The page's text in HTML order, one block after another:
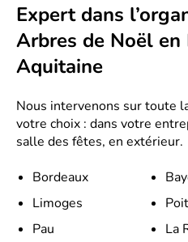
Expert dans
Arbres de Noël
Aquitaine
Nous intervenons sur toute
votre choix : dans votre
salle des fêtes, en extérieur.
Bordeaux
Limoges
Pau
La